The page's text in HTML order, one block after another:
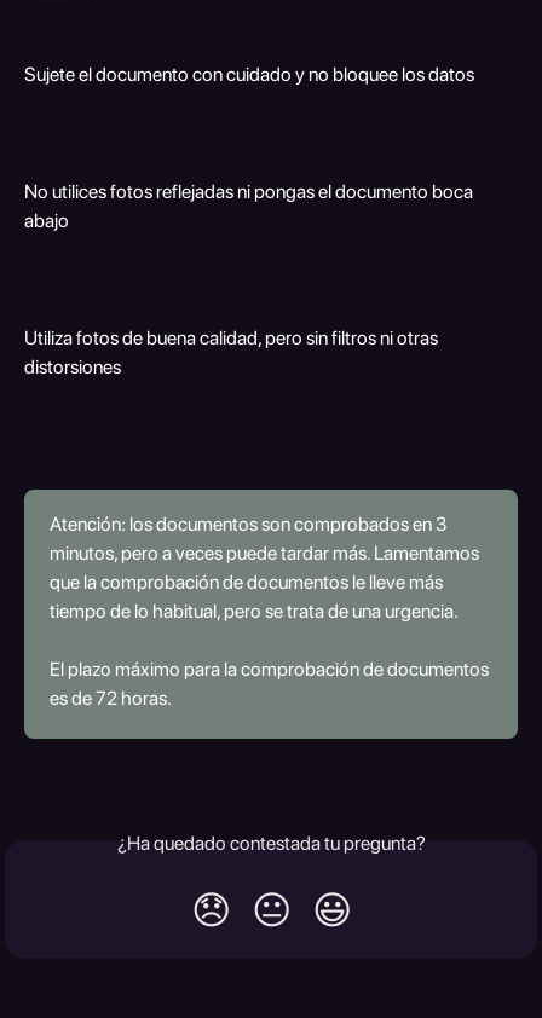
Sujete el documento con cuidado y no bloquee los datos
No utilices fotos reflejadas ni pongas el documento boca
abajo
Utiliza fotos de buena calidad, pero sin filtros ni otras
distorsiones
Atención: los documentos son comprobados en 3
minutos, pero a veces puede tardar más. Lamentamos
que la comprobación de documentos le lleve más
tiempo de lo habitual, pero se trata de una urgencia.
El plazo máximo para la comprobación de documentos
es de 72 horas.
¿Ha quedado contestada tu pregunta?
😞 😐 😃